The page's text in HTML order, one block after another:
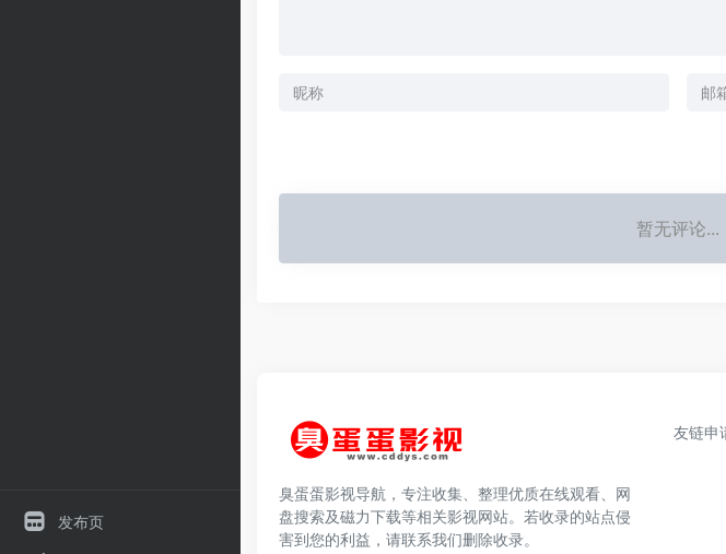
发布页
暂无评论...
臭蛋蛋影视导航，专注收集、整理优质在线观看、网
盘搜索及磁力下载等相关影视网站。若收录的站点侵
害到您的利益，请联系我们删除收录。
友链申